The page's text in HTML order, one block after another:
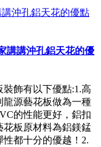
講講沖孔鋁天花的優
飾有以下優點:1.高
龍源藝花板做為一種
的性能更好，鋁扣
花板原材料為鋁鎂錳
都十分的優越！2.